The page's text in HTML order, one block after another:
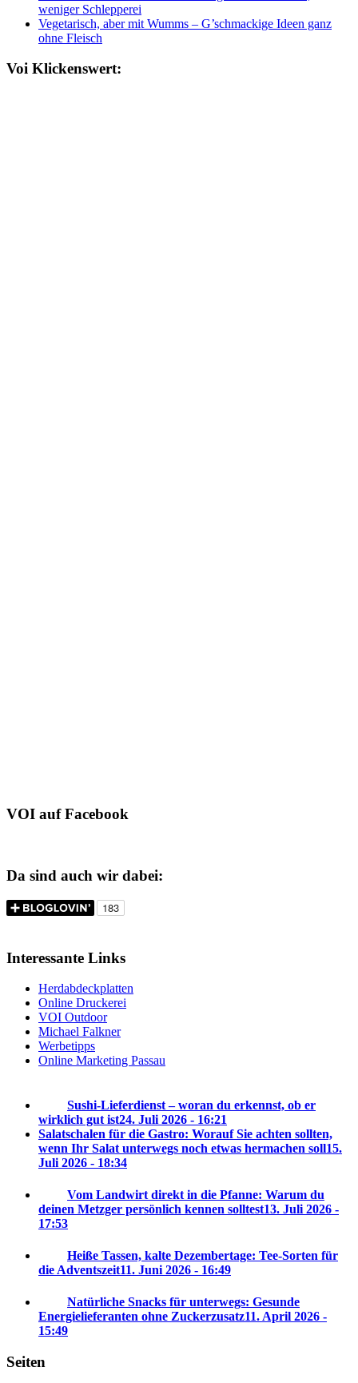
weniger Schlepperei
Vegetarisch, aber mit Wumms – G’schmackige Ideen ganz
ohne Fleisch
Voi Klickenswert:
VOI auf Facebook
Da sind auch wir dabei:
Interessante Links
Herdabdeckplatten
Online Druckerei
VOI Outdoor
Michael Falkner
Werbetipps
Online Marketing Passau
Sushi-Lieferdienst – woran du erkennst, ob er
wirklich gut ist24. Juli 2026 - 16:21
Salatschalen für die Gastro: Worauf Sie achten sollten,
wenn Ihr Salat unterwegs noch etwas hermachen soll15.
Juli 2026 - 18:34
Vom Landwirt direkt in die Pfanne: Warum du
deinen Metzger persönlich kennen solltest13. Juli 2026 -
17:53
Heiße Tassen, kalte Dezembertage: Tee-Sorten für
die Adventszeit11. Juni 2026 - 16:49
Natürliche Snacks für unterwegs: Gesunde
Energielieferanten ohne Zuckerzusatz11. April 2026 -
15:49
Seiten